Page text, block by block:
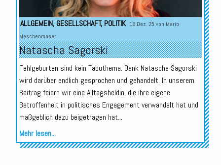
ALLGEMEIN, GESELLSCHAFT, POLITIK 18.Dez. 25 von Mario
Meschenmoser
Natascha Sagorski
Fehlgeburten sind kein Tabuthema. Dank Natascha Sagorski
wird darüber endlich gesprochen und gehandelt. In unserem
Beitrag feiern wir eine Alltagsheldin, die ihre eigene
Betroffenheit in politisches Engagement verwandelt hat und
maßgeblich dazu beigetragen hat...
Mehr lesen...